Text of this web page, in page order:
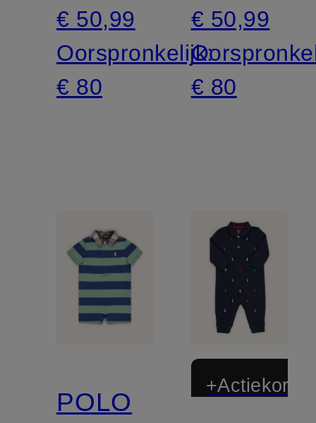
€ 50,99
Oorspronkelijk:
€ 80
€ 50,99
€ 80
POLO